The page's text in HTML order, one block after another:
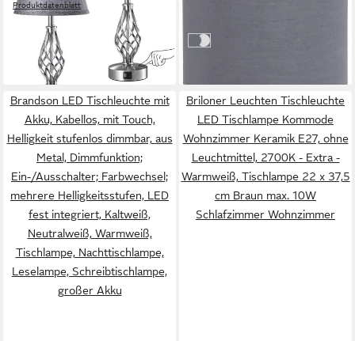
Produktdatenblatt
49,99 €
(49,99 €/ 1 Paar)
in 4-5 Werktagen bei dir
grau/nickelfarben
weiß/nickelfarben
Brandson LED Tischleuchte mit
Akku, Kabellos, mit Touch,
Helligkeit stufenlos dimmbar, aus
Metal, Dimmfunktion;
Ein-/Ausschalter; Farbwechsel;
mehrere Helligkeitsstufen, LED
fest integriert, Kaltweiß,
Neutralweiß, Warmweiß,
Tischlampe, Nachttischlampe,
Leselampe, Schreibtischlampe,
großer Akku
Briloner Leuchten Tischleuchte
LED Tischlampe Kommode
Wohnzimmer Keramik E27, ohne
Leuchtmittel, 2700K - Extra -
Warmweiß, Tischlampe 22 x 37,5
cm Braun max. 10W
Schlafzimmer Wohnzimmer